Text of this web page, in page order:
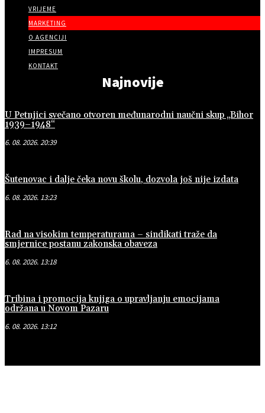
VRIJEME
MARKETING
O AGENCIJI
IMPRESUM
KONTAKT
Najnovije
U Petnjici svečano otvoren međunarodni naučni skup „Bihor
1939–1948“
6. 08. 2026. 20:39
Šutenovac i dalje čeka novu školu, dozvola još nije izdata
6. 08. 2026. 13:23
Rad na visokim temperaturama – sindikati traže da
smjernice postanu zakonska obaveza
6. 08. 2026. 13:18
Tribina i promocija knjiga o upravljanju emocijama
održana u Novom Pazaru
6. 08. 2026. 13:12